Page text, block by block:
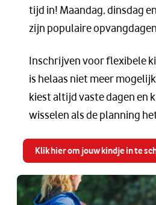
tijd in! Maandag, dinsdag
zijn populaire
Inschrijven voor flexibele
is helaas niet meer
kiest altijd vaste dagen en
wisselen als de planning
Klik hier om jouw kindje in te